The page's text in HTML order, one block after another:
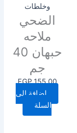
وخلطات
الضحي
ملاحه
حبهان 40
جم
EGP155.00
إضافة إلى
السلة